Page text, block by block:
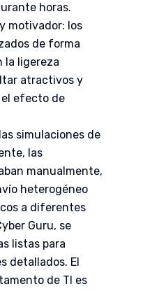
horas.
motivador: los
de forma
la ligereza
atractivos y
efecto de
simulaciones de
las
manualmente,
heterogéneo
a diferentes
Guru, se
listas para
detallados. El
de TI es